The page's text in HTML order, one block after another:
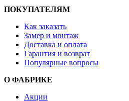
ПОКУПАТЕЛЯМ
Как заказать
Замер и монтаж
Доставка и оплата
Гарантия и возврат
Популярные вопросы
О ФАБРИКЕ
Акции